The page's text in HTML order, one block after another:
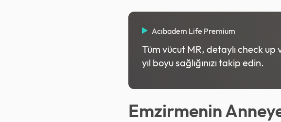
Acıbadem Life Premium
Tüm vücut MR, detaylı check up
yıl boyu sağlığınızı takip edin.
Emzirmenin